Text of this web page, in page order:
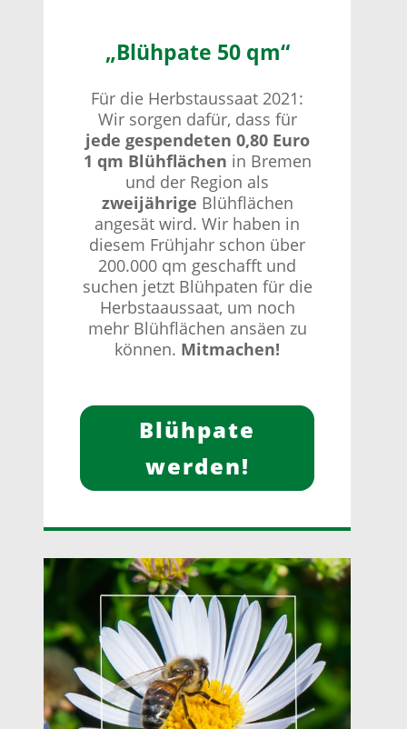
„Blühpate 50 qm“
Für die Herbstaussaat 2021:
Wir sorgen dafür, dass für
jede gespendeten 0,80 Euro
1 qm Blühflächen in Bremen
und der Region als
zweijährige Blühflächen
angesät wird. Wir haben in
diesem Frühjahr schon über
200.000 qm geschafft und
suchen jetzt Blühpaten für die
Herbstaaussaat, um noch
mehr Blühflächen ansäen zu
können. Mitmachen!
Blühpate
werden!